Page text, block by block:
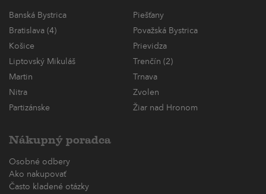
Banská Bystrica
Piešťany
Bratislava (4)
Považská Bystrica
Košice
Prievidza
Liptovský Mikuláš
Trenčín (2)
Martin
Trnava
Nitra
Zvolen
Partizánske
Žiar nad Hronom
Nákupný poradca
Osobné odbery
Ako nakupovať
Často kladené otázky